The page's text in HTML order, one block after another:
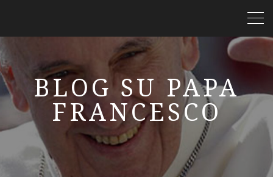
BLOG SU PAPA
FRANCESCO